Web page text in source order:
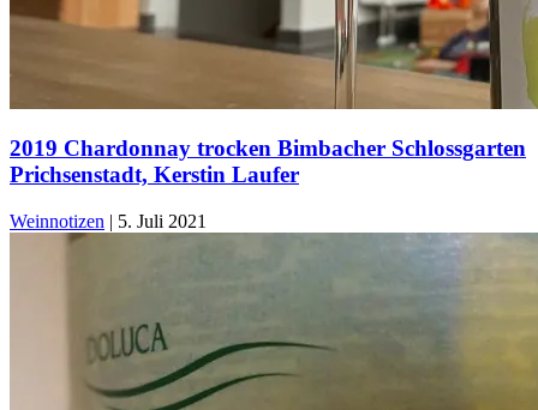
2019 Chardonnay trocken Bimbacher Schlossgarten
Prichsenstadt, Kerstin Laufer
Weinnotizen | 5. Juli 2021